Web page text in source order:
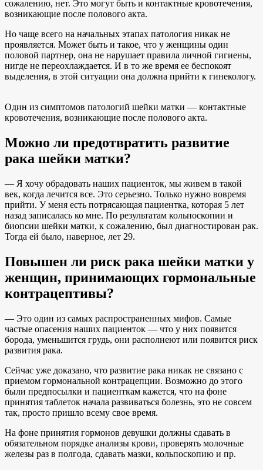
сожалению, нет. Это могут быть и контактные кровотечения,
возникающие после полового акта.
Но чаще всего на начальных этапах патология никак не
проявляется. Может быть и такое, что у женщины один
половой партнер, она не нарушает правила личной гигиены,
нигде не переохлаждается. И в то же время ее беспокоят
выделения, в этой ситуации она должна прийти к гинекологу.
Один из симптомов патологий шейки матки — контактные
кровотечения, возникающие после полового акта.
Можно ли предотвратить развитие
рака шейки матки?
— Я хочу обрадовать наших пациенток, мы живем в такой
век, когда лечится все. Это серьезно. Только нужно вовремя
прийти. У меня есть потрясающая пациентка, которая 5 лет
назад записалась ко мне. По результатам кольпоскопии и
биопсии шейки матки, к сожалению, был диагностирован рак.
Тогда ей было, наверное, лет 29.
Повышен ли риск рака шейки матки у
женщин, принимающих гормональные
контрацептивы?
— Это один из самых распространенных мифов. Самые
частые опасения наших пациенток — что у них появится
борода, уменьшится грудь, они располнеют или появится риск
развития рака.
Сейчас уже доказано, что развитие рака никак не связано с
приемом гормональной контрацепции. Возможно до этого
были предпосылки и пациенткам кажется, что на фоне
принятия таблеток начала развиваться болезнь, это не совсем
так, просто пришло всему свое время.
На фоне принятия гормонов девушки должны сдавать в
обязательном порядке анализы крови, проверять молочные
железы раз в полгода, сдавать мазки, кольпоскопию и пр.